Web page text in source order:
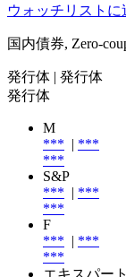
ウォッチリストに
国内債券, Zero-
発行体 | 発行体
発行体
M
*** | ***
***
S&P
*** | ***
***
F
*** | ***
***
エキスパー